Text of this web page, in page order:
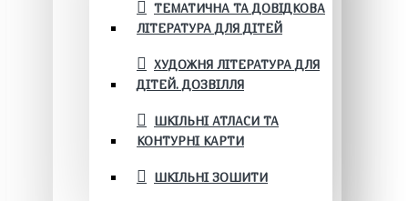
ТЕМАТИЧНА ТА ДОВІДКОВА
ЛІТЕРАТУРА ДЛЯ ДІТЕЙ
ХУДОЖНЯ ЛІТЕРАТУРА ДЛЯ
ДІТЕЙ. ДОЗВІЛЛЯ
ШКІЛЬНІ АТЛАСИ ТА
КОНТУРНІ КАРТИ
ШКІЛЬНІ ЗОШИТИ